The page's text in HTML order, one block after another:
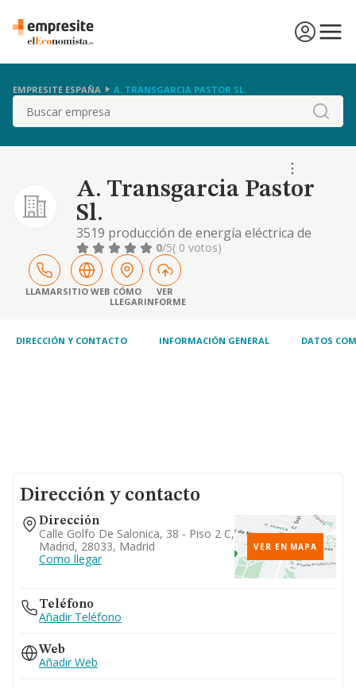
EMPRESITE ESPAÑA A. TRANSGARCIA PASTOR SL.
Buscar
A. Transgarcia Pastor
Sl.
3519 producción de energía eléctrica de
otros tipos; 4941 transporte de mercancías
por carretera; 4942 servicios de mudanza;
5210 depósito y almacenamiento; 5224
manipulación de mercancías;
0/5( 0 votos)
LLAMARSITIO WEB CÓMO
LLEGAR
VER
INFORME
DIRECCIÓN Y CONTACTO INFORMACIÓN GENERAL DATOS
Dirección y contacto
Dirección
Calle Golfo De Salonica, 38 - Piso 2 C,
Madrid, 28033, Madrid
Como llegar
VER EN MAPA
Teléfono
Añadir Teléfono
Web
Añadir Web